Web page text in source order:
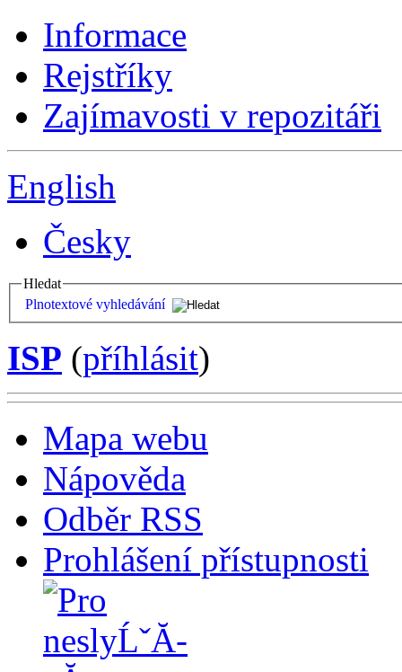
Informace
Rejstříky
Zajímavosti v repozitáři
English
Česky
Hledat
Plnotextové vyhledávání
ISP (příhlásit)
Mapa webu
Nápověda
Odběr RSS
Prohlášení přístupnosti